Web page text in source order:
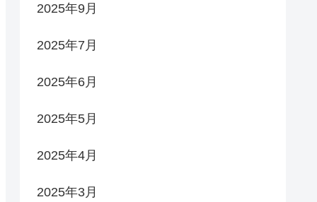
2025年9月
2025年7月
2025年6月
2025年5月
2025年4月
2025年3月